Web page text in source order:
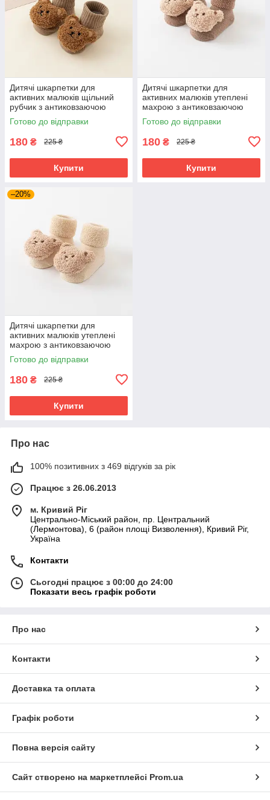
Дитячі шкарпетки для
активних малюків щільний
рубчик з антиковзаючою
підошвою (0–12 місяців) Detki
коричневий
Готово до відправки
180 ₴ 225 ₴
Купити
Дитячі шкарпетки для
активних малюків утеплені
махрою з антиковзаючою
підошвою (0–12 місяців) Detki
ведмедики
Готово до відправки
180 ₴ 225 ₴
Купити
–20%
Дитячі шкарпетки для
активних малюків утеплені
махрою з антиковзаючою
підошвою (0–12 місяців) Detki
ведмедик
Готово до відправки
180 ₴ 225 ₴
Купити
Про нас
100% позитивних з 469 відгуків за рік
Працює з 26.06.2013
м. Кривий Ріг
Центрально-Міський район, пр. Центральний
(Лермонтова), 6 (район площі Визволення), Кривий Ріг,
Україна
Контакти
Сьогодні працює з 00:00 до 24:00
Показати весь графік роботи
Про нас
Контакти
Доставка та оплата
Графік роботи
Повна версія сайту
Сайт створено на маркетплейсі Prom.ua